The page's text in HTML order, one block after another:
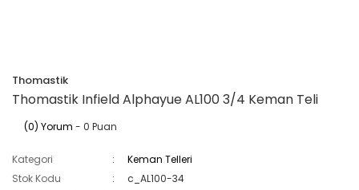
Thomastik
Thomastik Infield Alphayue AL100 3/4 Keman Teli
(0) Yorum - 0 Puan
Kategori
Keman Telleri
Stok Kodu
c_AL100-34